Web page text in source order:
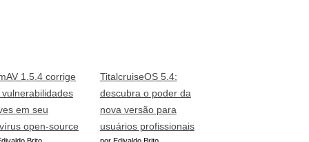
1.5.4 corrige
vulnerabilidades
em seu
open-source
TitalcruiseOS 5.4:
descubra o poder da
nova versão para
usuários profissionais